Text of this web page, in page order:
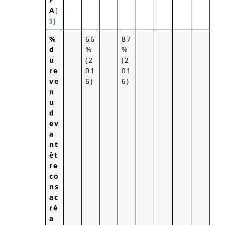
A[
3]
%
d
u
re
ve
n
u
d
ev
a
nt
êt
re
co
ns
ac
ré
a
66
%
(2
01
6)
87
%
(2
01
6)